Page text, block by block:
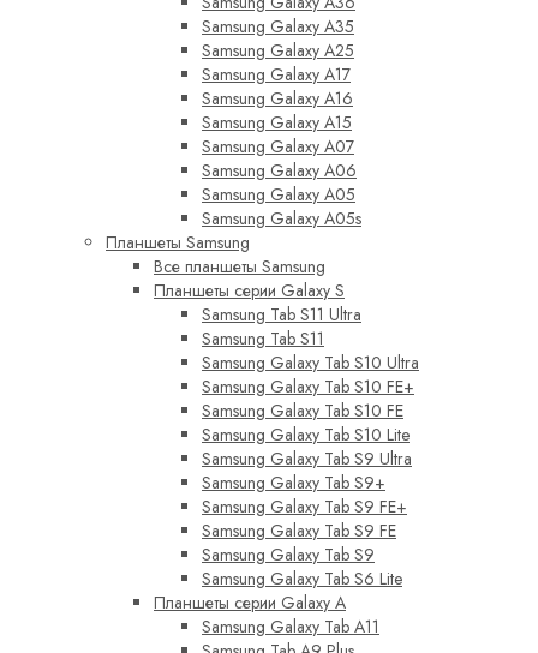
Samsung Galaxy A35
Samsung Galaxy A25
Samsung Galaxy A17
Samsung Galaxy A16
Samsung Galaxy A15
Samsung Galaxy A07
Samsung Galaxy A06
Samsung Galaxy A05
Samsung Galaxy A05s
Планшеты Samsung
Все планшеты Samsung
Планшеты серии Galaxy S
Samsung Tab S11 Ultra
Samsung Tab S11
Samsung Galaxy Tab S10 Ultra
Samsung Galaxy Tab S10 FE+
Samsung Galaxy Tab S10 FE
Samsung Galaxy Tab S10 Lite
Samsung Galaxy Tab S9 Ultra
Samsung Galaxy Tab S9+
Samsung Galaxy Tab S9 FE+
Samsung Galaxy Tab S9 FE
Samsung Galaxy Tab S9
Samsung Galaxy Tab S6 Lite
Планшеты серии Galaxy A
Samsung Galaxy Tab A11